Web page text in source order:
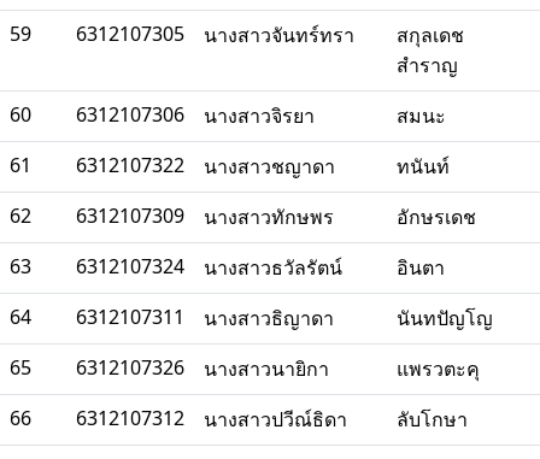
59
6312107305 นางสาวจันทร์ทรา
สกุลเดช
สำราญ
60
6312107306 นางสาวจิรยา
สมนะ
61
6312107322 นางสาวชญาดา
ทนันท์
62
6312107309 นางสาวทักษพร
อักษรเดช
63
6312107324 นางสาวธวัลรัตน์
อินตา
64
6312107311 นางสาวธิญาดา
นันทปัญโญ
65
6312107326 นางสาวนายิกา
แพรวตะคุ
66
6312107312 นางสาวปวีณ์ธิดา
ลับโกษา